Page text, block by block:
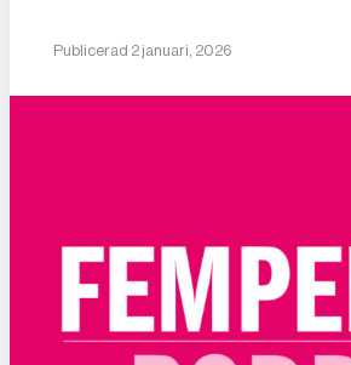
Publicerad 2 januari, 2026